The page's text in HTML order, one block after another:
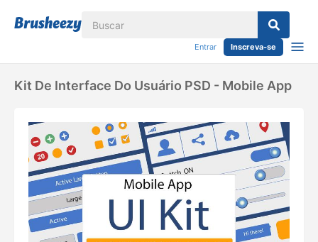
Entrar Inscreva-se
Kit De Interface Do Usuário PSD - Mobile App